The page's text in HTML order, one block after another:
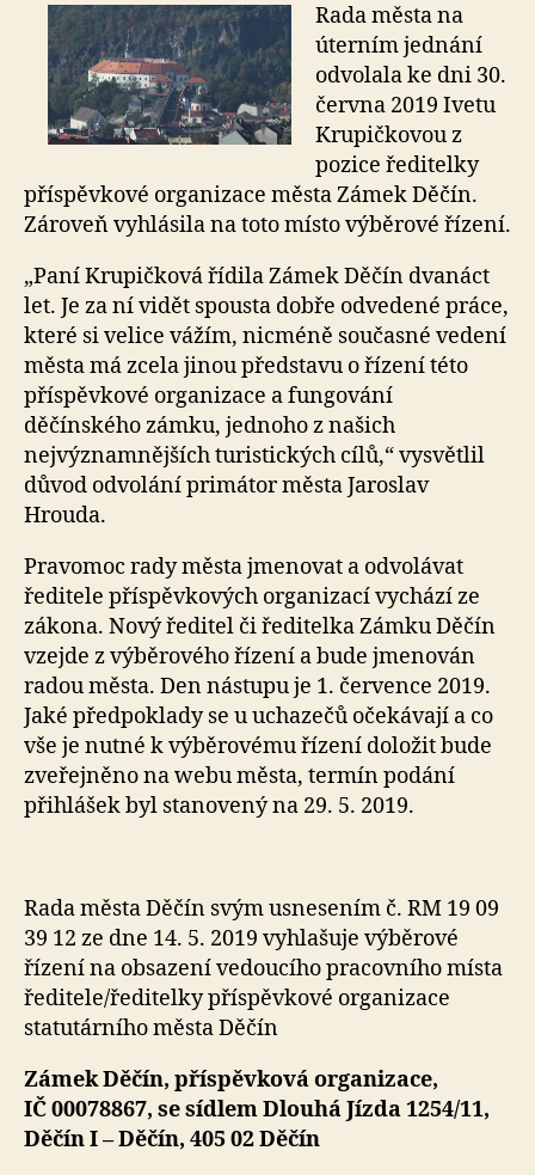
Rada města na
úterním jednání
odvolala ke dni 30.
června 2019 Ivetu
Krupičkovou z
pozice ředitelky
příspěvkové organizace města Zámek Děčín.
Zároveň vyhlásila na toto místo výběrové řízení.
„Paní Krupičková řídila Zámek Děčín dvanáct
let. Je za ní vidět spousta dobře odvedené práce,
které si velice vážím, nicméně současné vedení
města má zcela jinou představu o řízení této
příspěvkové organizace a fungování
děčínského zámku, jednoho z našich
nejvýznamnějších turistických cílů,“ vysvětlil
důvod odvolání primátor města Jaroslav
Hrouda.
Pravomoc rady města jmenovat a odvolávat
ředitele příspěvkových organizací vychází ze
zákona. Nový ředitel či ředitelka Zámku Děčín
vzejde z výběrového řízení a bude jmenován
radou města. Den nástupu je 1. července 2019.
Jaké předpoklady se u uchazečů očekávají a co
vše je nutné k výběrovému řízení doložit bude
zveřejněno na webu města, termín podání
přihlášek byl stanovený na 29. 5. 2019.
Rada města Děčín svým usnesením č. RM 19 09
39 12 ze dne 14. 5. 2019 vyhlašuje výběrové
řízení na obsazení vedoucího pracovního místa
ředitele/ředitelky příspěvkové organizace
statutárního města Děčín
Zámek Děčín, příspěvková organizace,
IČ 00078867, se sídlem Dlouhá Jízda 1254/11,
Děčín I – Děčín, 405 02 Děčín